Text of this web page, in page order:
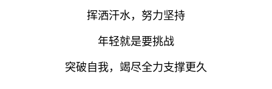
挥洒汗水，努力坚持
年轻就是要挑战
突破自我，竭尽全力支撑更久